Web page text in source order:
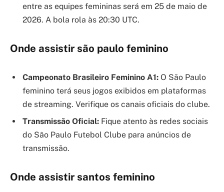
entre as equipes femininas será em 25 de maio de
2026. A bola rola às 20:30 UTC.
Onde assistir são paulo feminino
Campeonato Brasileiro Feminino A1: O São Paulo
feminino terá seus jogos exibidos em plataformas
de streaming. Verifique os canais oficiais do clube.
Transmissão Oficial: Fique atento às redes sociais
do São Paulo Futebol Clube para anúncios de
transmissão.
Onde assistir santos feminino